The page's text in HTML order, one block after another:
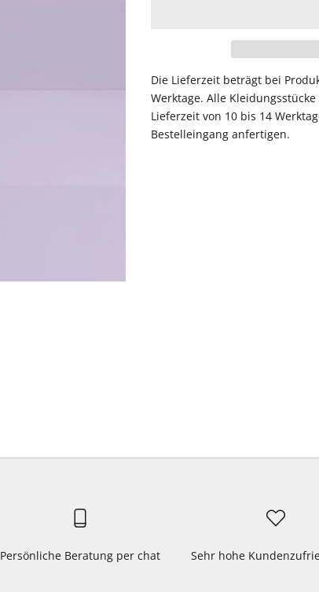
Die Lieferzeit beträgt bei
Werktage. Alle
Lieferzeit von 10 bis 14
Bestelleingang anfertigen.
Persönliche Beratung per chat Sehr hohe